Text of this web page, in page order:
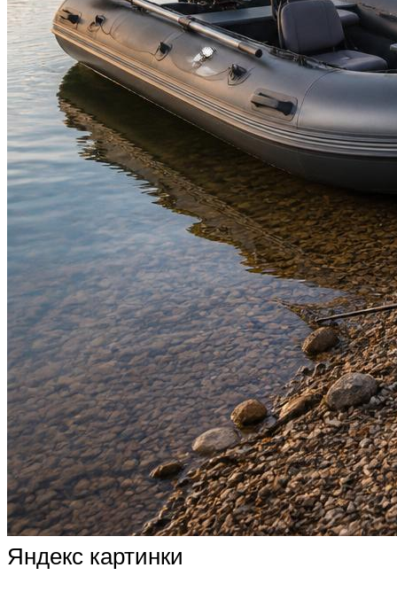
Яндекс картинки